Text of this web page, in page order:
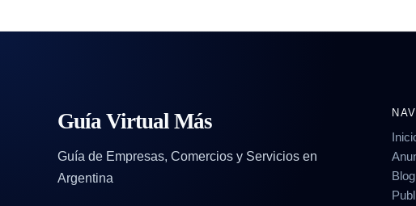
Guía Virtual Más
Guía de Empresas, Comercios y Servicios en
Argentina
Blog